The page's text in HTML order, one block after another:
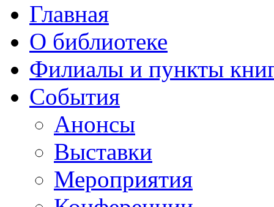
Главная
О библиотеке
Филиалы и пункты
События
Анонсы
Выставки
Мероприятия